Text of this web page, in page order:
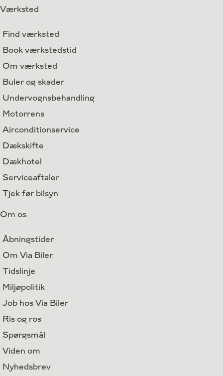
Værksted
Find værksted
Book værkstedstid
Om værksted
Buler og skader
Undervognsbehandling
Motorrens
Airconditionservice
Dækskifte
Dækhotel
Serviceaftaler
Tjek før bilsyn
Om os
Åbningstider
Om Via Biler
Tidslinje
Miljøpolitik
Job hos Via Biler
Ris og ros
Spørgsmål
Viden om
Nyhedsbrev